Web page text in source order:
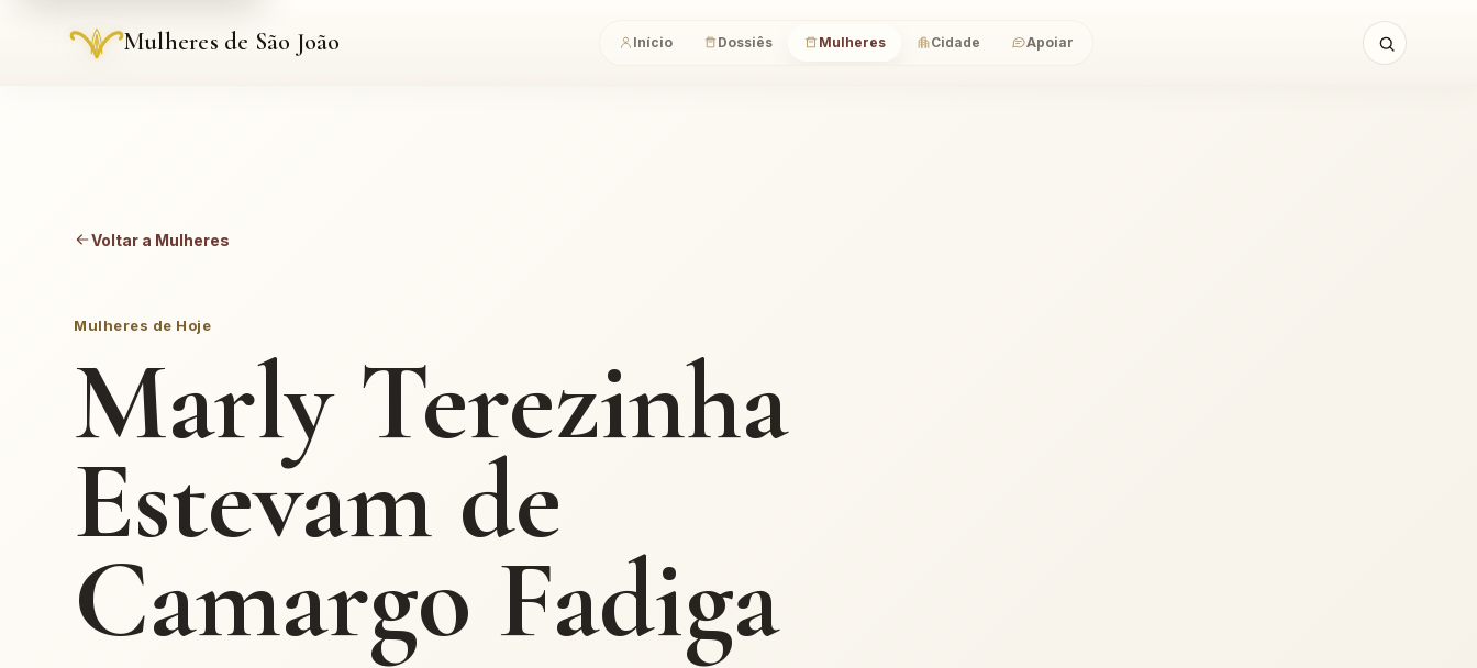
Mulheres de São João Início Dossiês Mulheres Cidade Apoiar
Voltar a Mulheres
Mulheres de Hoje
Marly Terezinha
Estevam de
Camargo Fadiga